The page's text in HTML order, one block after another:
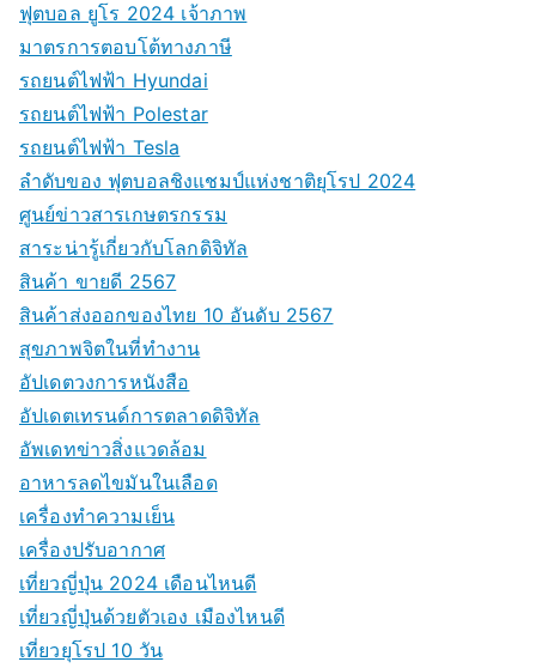
ฟุตบอล ยูโร 2024 เจ้าภาพ
มาตรการตอบโต้ทางภาษี
รถยนต์ไฟฟ้า Hyundai
รถยนต์ไฟฟ้า Polestar
รถยนต์ไฟฟ้า Tesla
ลำดับของ ฟุตบอลชิงแชมป์แห่งชาติยุโรป 2024
ศูนย์ข่าวสารเกษตรกรรม
สาระน่ารู้เกี่ยวกับโลกดิจิทัล
สินค้า ขายดี 2567
สินค้าส่งออกของไทย 10 อันดับ 2567
สุขภาพจิตในที่ทำงาน
อัปเดตวงการหนังสือ
อัปเดตเทรนด์การตลาดดิจิทัล
อัพเดทข่าวสิ่งแวดล้อม
อาหารลดไขมันในเลือด
เครื่องทำความเย็น
เครื่องปรับอากาศ
เที่ยวญี่ปุ่น 2024 เดือนไหนดี
เที่ยวญี่ปุ่นด้วยตัวเอง เมืองไหนดี
เที่ยวยุโรป 10 วัน